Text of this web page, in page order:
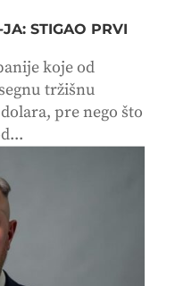
STIGAO PRVI
koje od
tržišnu
pre nego što